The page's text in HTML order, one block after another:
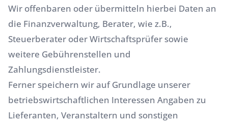
Wir offenbaren oder übermitteln hierbei Daten an
die Finanzverwaltung, Berater, wie z.B.,
Steuerberater oder Wirtschaftsprüfer sowie
weitere Gebührenstellen und
Zahlungsdienstleister.
Ferner speichern wir auf Grundlage unserer
betriebswirtschaftlichen Interessen Angaben zu
Lieferanten, Veranstaltern und sonstigen